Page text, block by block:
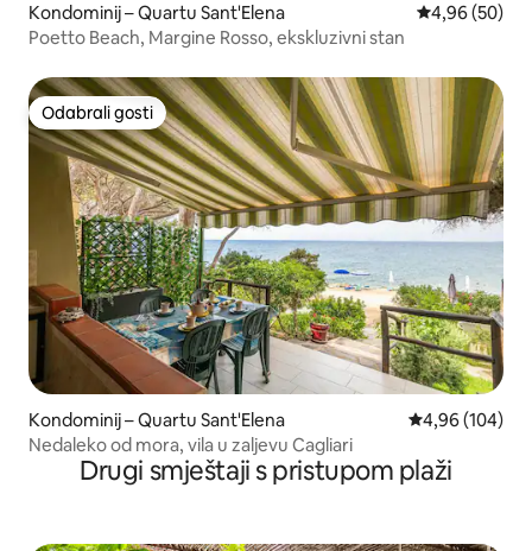
Kondominij – Quartu Sant'Elena Prosječna
4,96 (50)
Poetto Beach, Margine Rosso, ekskluzivni stan
Odabrali gosti
Odabrali gosti
Kondominij – Quartu Sant'Elena Prosječna
4,96 (104)
Nedaleko od mora, vila u zaljevu Cagliari
Drugi smještaji s pristupom plaži